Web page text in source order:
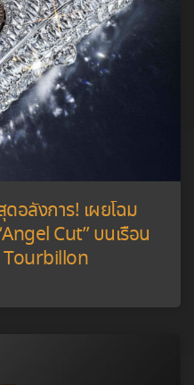
อลังการ! เผยโฉม
Cut” บนเรือน
Tourbillon